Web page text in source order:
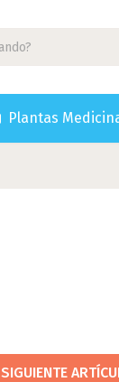
Plantas
SIGUIENTE